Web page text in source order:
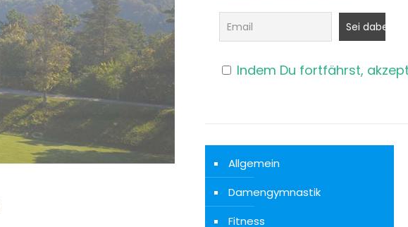
Indem Du fortfährst,
Allgemein
Damengymnastik
Fitness